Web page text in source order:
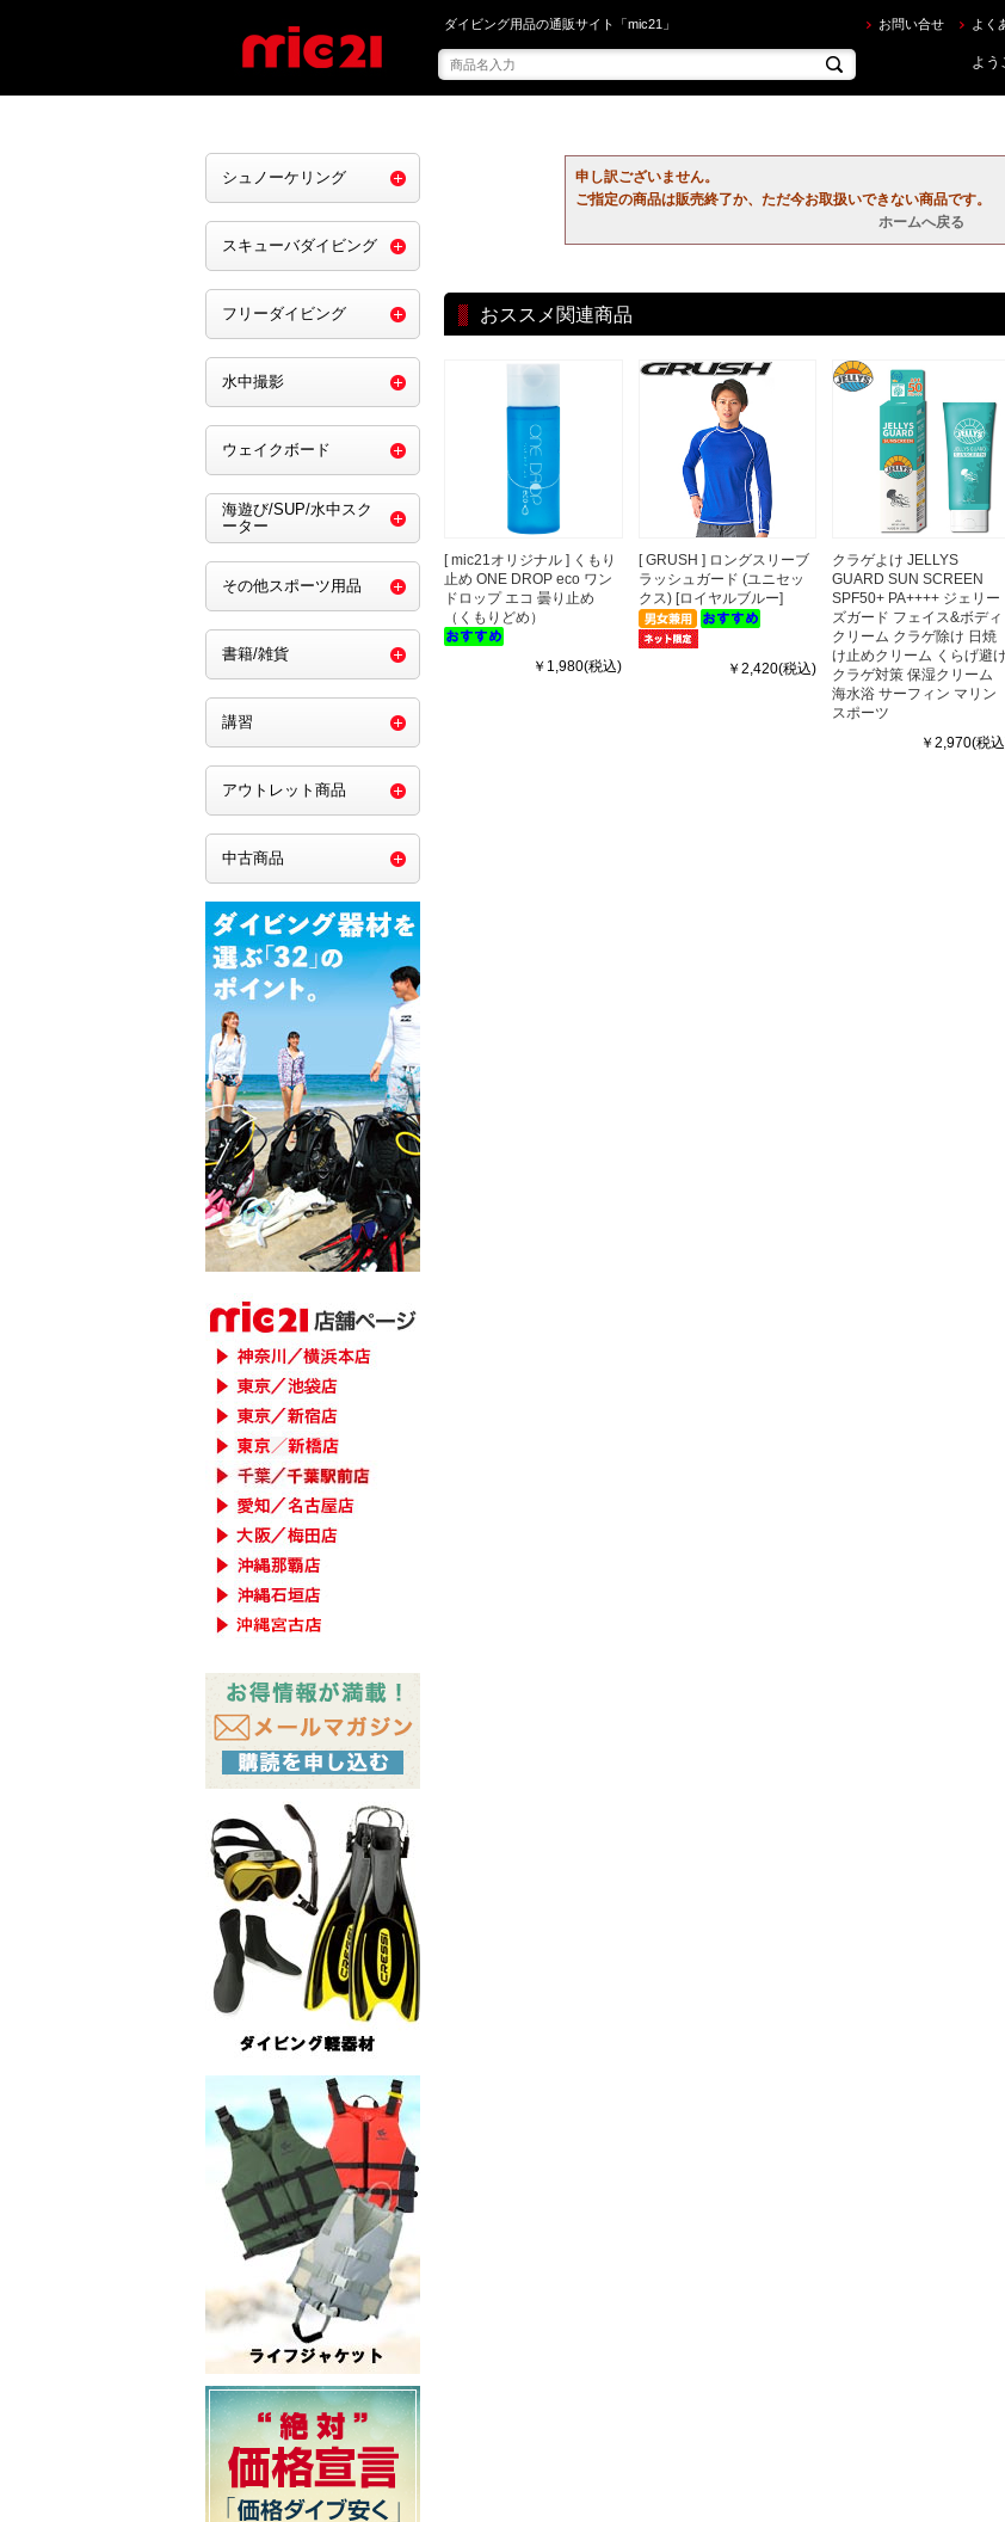
mic21で を買うならec.mic21.com
ダイビング用品の通販サイト「mic21」 お問い合せ よく
よう
申し訳ございません。
ご指定の商品は販売終了か、ただ今お取扱いできない商品です。
ホームへ戻る
おススメ関連商品
[ mic21オリジナル ] くもり
止め ONE DROP eco ワン
ドロップ エコ 曇り止め
（くもりどめ）
￥1,980(税込)
[ GRUSH ] ロングスリーブ
ラッシュガード (ユニセッ
クス) [ロイヤルブルー]
￥2,420(税込)
クラゲよけ JELLYS
GUARD SUN SCREEN
SPF50+ PA++++ ジェリー
ズガード フェイス&ボディ
クリーム クラゲ除け 日焼
け止めクリーム くらげ避け
クラゲ対策 保湿クリーム
海水浴 サーフィン マリン
スポーツ
￥2,970(税
シュノーケリング
スキューバダイビング
フリーダイビング
水中撮影
ウェイクボード
海遊び/SUP/水中スク
ーター
その他スポーツ用品
書籍/雑貨
講習
アウトレット商品
中古商品